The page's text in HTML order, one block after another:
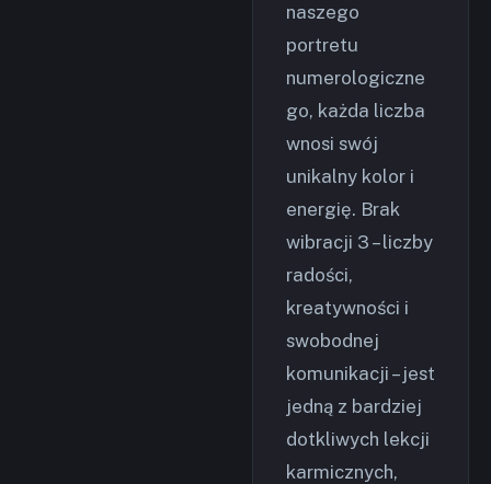
naszego
portretu
numerologiczne
go, każda liczba
wnosi swój
unikalny kolor i
energię. Brak
wibracji 3 – liczby
radości,
kreatywności i
swobodnej
komunikacji – jest
jedną z bardziej
dotkliwych lekcji
karmicznych,